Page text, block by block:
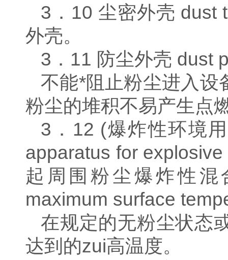
3．10 尘密外壳 dust
外壳。
3．11 防尘外壳 dust
不能*阻止粉尘进入设
粉尘的堆积不易产生点
3．12 (爆炸性环境
apparatus for
起周围粉尘爆炸性
maximum surface
在规定的无粉尘状态
达到的zui高温度。